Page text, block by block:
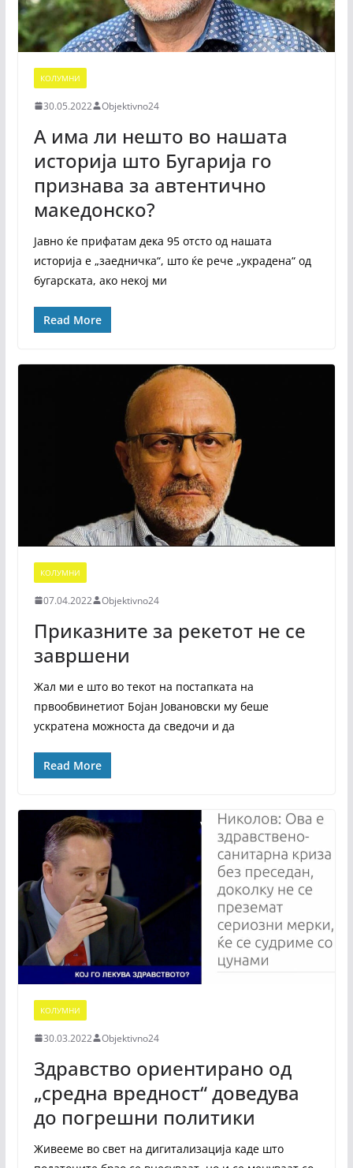
КОЛУМНИ
30.05.2022 Objektivno24
А има ли нешто во нашата
историја што Бугарија го
признава за автентично
македонско?
Јавно ќе прифатам дека 95 отсто од нашата
историја е „заедничка“, што ќе рече „украдена“ од
бугарската, ако некој ми
Read More
КОЛУМНИ
07.04.2022 Objektivno24
Приказните за рекетот не се
завршени
Жал ми е што во текот на постапката на
првообвинетиот Бојан Јовановски му беше
ускратена можноста да сведочи и да
Read More
КОЛУМНИ
30.03.2022 Objektivno24
Здравство ориентирано од
„средна вредност“ доведува
до погрешни политики
Живееме во свет на дигитализација каде што